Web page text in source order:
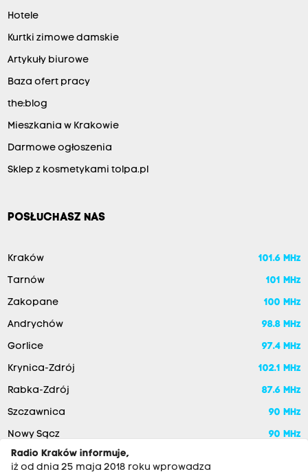
Hotele
Kurtki zimowe damskie
Artykuły biurowe
Baza ofert pracy
the:blog
Mieszkania w Krakowie
Darmowe ogłoszenia
Sklep z kosmetykami tolpa.pl
POSŁUCHASZ NAS
Kraków 101.6 MHz
Tarnów 101 MHz
Zakopane 100 MHz
Andrychów 98.8 MHz
Gorlice 97.4 MHz
Krynica-Zdrój 102.1 MHz
Rabka-Zdrój 87.6 MHz
Szczawnica 90 MHz
Nowy Sącz
90 MHz
Radio Kraków informuje,
iż od dnia 25 maja 2018 roku wprowadza